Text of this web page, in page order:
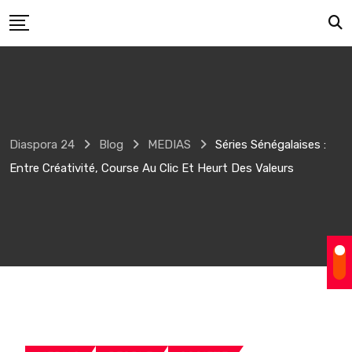
to
Diaspora 24 Blog MEDIAS
Séries Sénégalaises :
Entre Créativité, Course Au Clic Et Heurt Des Valeurs